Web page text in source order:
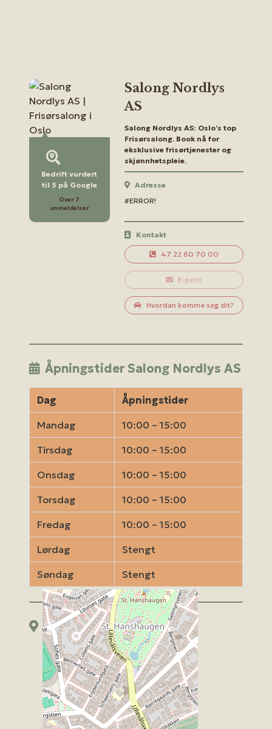
Bedrift vurdert
til 5 på Google
Over 7
anmeldelser
Salong Nordlys
AS
Salong Nordlys AS: Oslo’s top
Frisørsalong. Book nå for
eksklusive frisørtjenester og
skjønnhetspleie.
Adresse
#ERROR!
Kontakt
47 22 60 70 00
E-post
Hvordan komme seg dit?
Åpningstider Salong Nordlys AS
Dag Åpningstider
Mandag 10:00 – 15:00
Tirsdag 10:00 – 15:00
Onsdag 10:00 – 15:00
Torsdag 10:00 – 15:00
Fredag 10:00 – 15:00
Lørdag Stengt
Søndag Stengt
Kart